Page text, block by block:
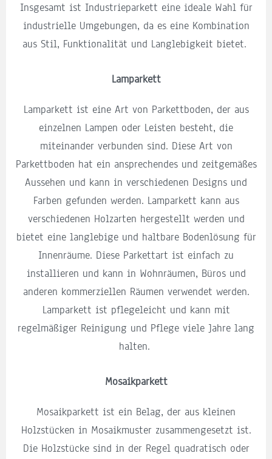
Insgesamt ist Industrieparkett eine ideale Wahl für
industrielle Umgebungen, da es eine Kombination
aus Stil, Funktionalität und Langlebigkeit bietet.
Lamparkett
Lamparkett ist eine Art von Parkettboden, der aus
einzelnen Lampen oder Leisten besteht, die
miteinander verbunden sind. Diese Art von
Parkettboden hat ein ansprechendes und zeitgemäßes
Aussehen und kann in verschiedenen Designs und
Farben gefunden werden. Lamparkett kann aus
verschiedenen Holzarten hergestellt werden und
bietet eine langlebige und haltbare Bodenlösung für
Innenräume. Diese Parkettart ist einfach zu
installieren und kann in Wohnräumen, Büros und
anderen kommerziellen Räumen verwendet werden.
Lamparkett ist pflegeleicht und kann mit
regelmäßiger Reinigung und Pflege viele Jahre lang
halten.
Mosaikparkett
Mosaikparkett ist ein Belag, der aus kleinen
Holzstücken in Mosaikmuster zusammengesetzt ist.
Die Holzstücke sind in der Regel quadratisch oder